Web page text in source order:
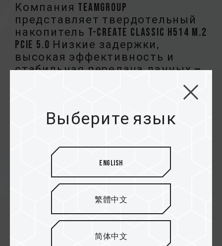
Компания TEAMGROUP
представляет твердотельный
накопитель T-CREATE CLASSIC H514 M.2
PCIe 5.0 Низкие задержки,
высокая эффективность и
стабильная передача данных —
платформы для творчества в
интеллекта
Выберите язык
English
繁體中文
简体中文